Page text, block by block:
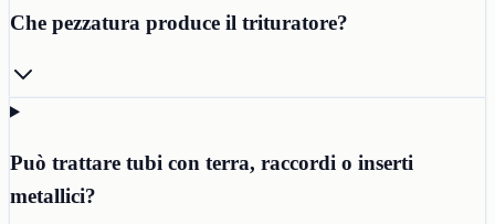
Che pezzatura produce il trituratore?
Può trattare tubi con terra, raccordi o inserti
metallici?